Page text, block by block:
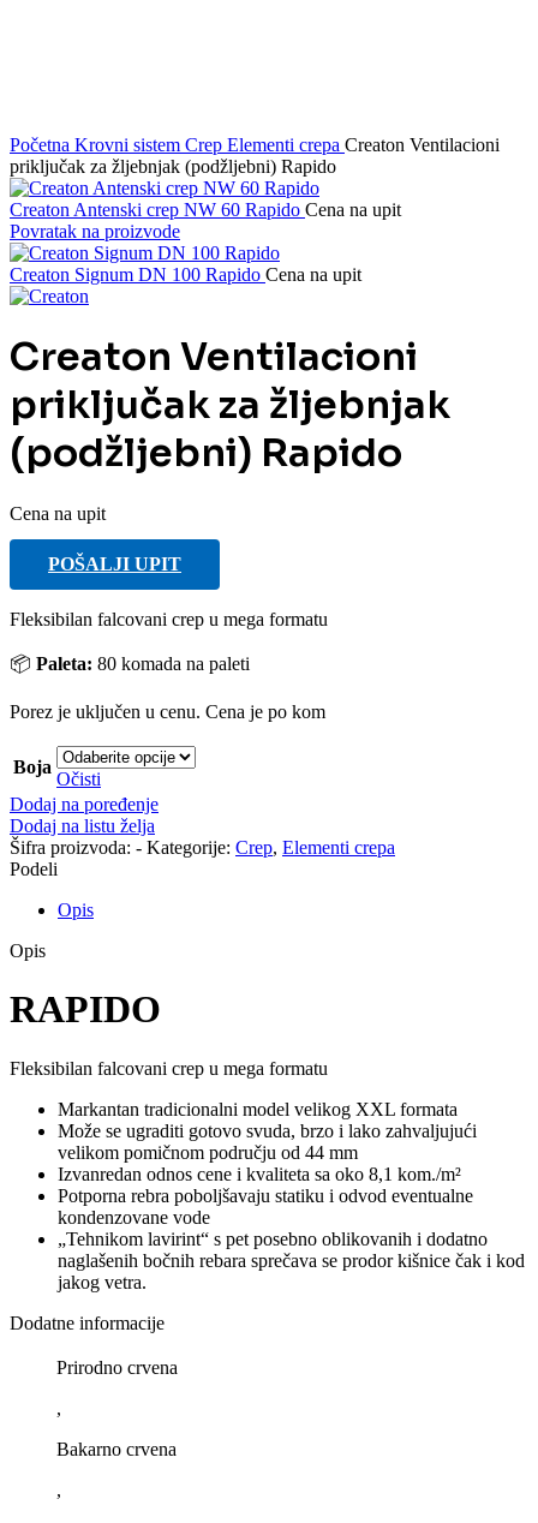
Početna Krovni sistem Crep Elementi crepa Creaton Ventilacioni
priključak za žljebnjak (podžljebni) Rapido
Creaton Antenski crep NW 60 Rapido Cena na upit
Povratak na proizvode
Creaton Signum DN 100 Rapido Cena na upit
Creaton Ventilacioni
priključak za žljebnjak
(podžljebni) Rapido
Cena na upit
POŠALJI UPIT
Fleksibilan falcovani crep u mega formatu
📦 Paleta: 80 komada na paleti
Porez je uključen u cenu. Cena je po kom
Boja
Očisti
Dodaj na poređenje
Dodaj na listu želja
Šifra proizvoda: - Kategorije: Crep, Elementi crepa
Podeli
Opis
Opis
RAPIDO
Fleksibilan falcovani crep u mega formatu
Markantan tradicionalni model velikog XXL formata
Može se ugraditi gotovo svuda, brzo i lako zahvaljujući
velikom pomičnom području od 44 mm
Izvanredan odnos cene i kvaliteta sa oko 8,1 kom./m²
Potporna rebra poboljšavaju statiku i odvod eventualne
kondenzovane vode
„Tehnikom lavirint“ s pet posebno oblikovanih i dodatno
naglašenih bočnih rebara sprečava se prodor kišnice čak i kod
jakog vetra.
Dodatne informacije
Prirodno crvena
,
Bakarno crvena
,